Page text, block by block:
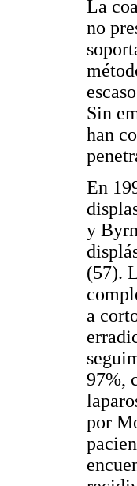
La
no
Sin
han
En
y
(57).
a
97%,
por